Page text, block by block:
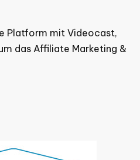
Platform mit Videocast,
das Affiliate Marketing &